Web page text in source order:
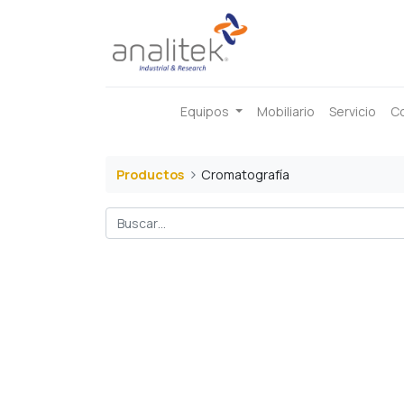
Equipos Mobiliario Servicio
Productos Cromatografía